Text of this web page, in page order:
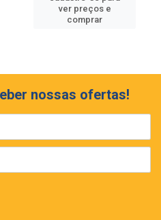
ver preços e
comprar
nossas ofertas!